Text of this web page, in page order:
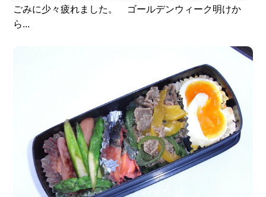
ごみに少々疲れました。 ゴールデンウィーク明けか
ら...